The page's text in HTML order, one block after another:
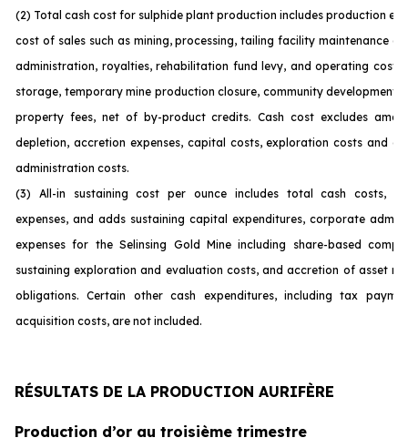
(2) Total cash cost for sulphide plant production includes production
cost of sales such as mining, processing, tailing facility maintenance
administration, royalties, rehabilitation fund levy, and operating costs
storage, temporary mine production closure, community development
property fees, net of by-product credits. Cash cost excludes
depletion, accretion expenses, capital costs, exploration costs and
administration costs.
(3) All-in sustaining cost per ounce includes total cash costs,
expenses, and adds sustaining capital expenditures, corporate
expenses for the Selinsing Gold Mine including share-based
sustaining exploration and evaluation costs, and accretion of asset
obligations. Certain other cash expenditures, including tax
acquisition costs, are not included.
RÉSULTATS DE LA PRODUCTION AURIFÈRE
Production d’or au troisième trimestre